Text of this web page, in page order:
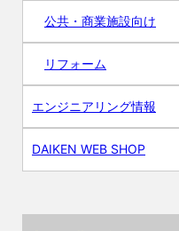
公共・商業施設向け
リフォーム
エンジニアリング情報
DAIKEN WEB SHOP